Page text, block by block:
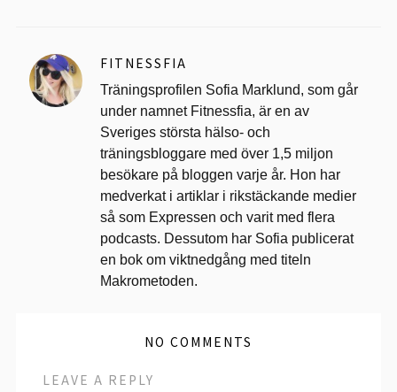
FITNESSFIA
Träningsprofilen Sofia Marklund, som går
under namnet Fitnessfia, är en av
Sveriges största hälso- och
träningsbloggare med över 1,5 miljon
besökare på bloggen varje år. Hon har
medverkat i artiklar i rikstäckande medier
så som Expressen och varit med flera
podcasts. Dessutom har Sofia publicerat
en bok om viktnedgång med titeln
Makrometoden.
NO COMMENTS
LEAVE A REPLY